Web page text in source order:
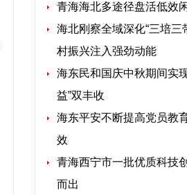
青海海北多途径盘活低效
海北刚察全域深化“三培三
村振兴注入强劲动能
海东民和国庆中秋期间实现
益”双丰收
海东平安不断提高党员教
效
青海西宁市一批优质科技
而出